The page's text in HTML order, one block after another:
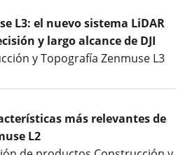
L3: el nuevo sistema LiDAR
y largo alcance de DJI
y Topografía Zenmuse L3
más relevantes de
L2